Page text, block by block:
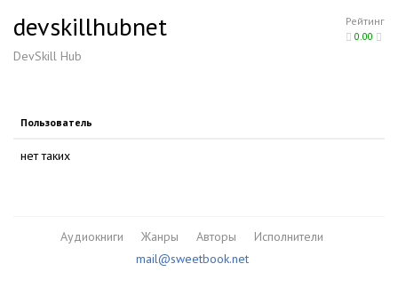
Рейтинг
0.00
devskillhubnet
DevSkill Hub
Пользователь
нет таких
Аудиокниги Жанры Авторы
Исполнители
mail@sweetbook.net